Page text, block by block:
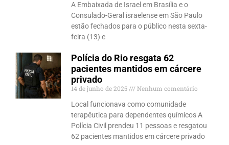
A Embaixada de Israel em Brasília e o
Consulado-Geral israelense em São Paulo
estão fechados para o público nesta sexta-
feira (13) e
Polícia do Rio resgata 62
pacientes mantidos em cárcere
privado
14 de junho de 2025
Nenhum comentário
Local funcionava como comunidade
terapêutica para dependentes químicos A
Polícia Civil prendeu 11 pessoas e resgatou
62 pacientes mantidos em cárcere privado